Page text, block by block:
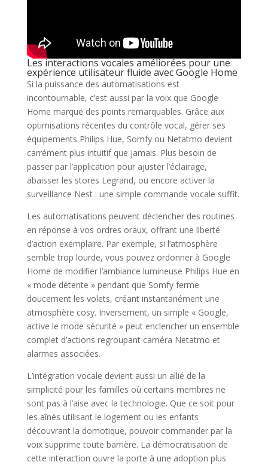
Les interactions vocales améliorées pour une
expérience utilisateur fluide avec Google Home
Si la puissance des automatisations est
incontournable, c’est aussi par la voix que Google
Home marque des points remarquables. Grâce aux
optimisations récentes du contrôle vocal, gérer ses
équipements Philips Hue, Somfy ou Netatmo devient
carrément plus intuitif que jamais. Plus besoin de
passer par l’application pour ajuster l’éclairage,
abaisser les stores Legrand, ou encore activer la
surveillance Nest : une simple commande vocale suffit.
Les automatisations peuvent déclencher des routines
en réponse à vos ordres oraux, offrant une liberté
d’action exemplaire. Par exemple, si l’atmosphère
semble trop lourde, vous pouvez ordonner à Google
Home de modifier l’ambiance lumineuse Philips Hue en
« mode détente » pendant que Somfy ferme
doucement les volets, créant instantanément une
atmosphère cosy. Inversement, un simple « Google,
active le mode sécurité » peut enclencher un ensemble
complet d’actions regroupant caméra Netatmo et
alarmes associées.
L’intégration vocale devient aussi un allié de la
simplicité pour les familles où certains membres ne
sont pas à l’aise avec la technologie. Que ce soit pour
les aînés utilisant le logement ou les enfants
découvrant la domotique, pouvoir commander par la
voix supprime toute barrière. La démocratisation de
cette interaction ouvre la porte à une adoption plus